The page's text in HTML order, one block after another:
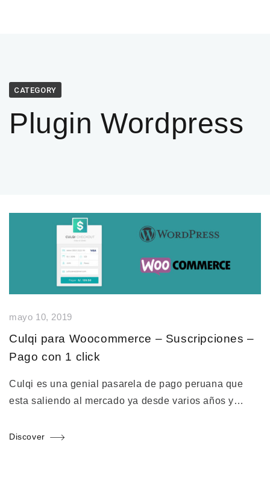
CATEGORY
Plugin Wordpress
mayo 10, 2019
Culqi para Woocommerce – Suscripciones –
Pago con 1 click
Culqi es una genial pasarela de pago peruana que
esta saliendo al mercado ya desde varios años y…
Discover